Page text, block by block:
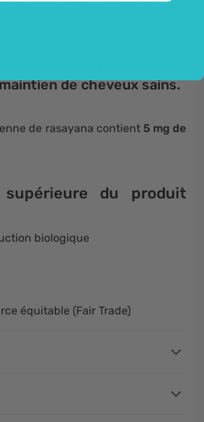
de cheveux sains.
de rasayana contient 5 mg de
du produit
biologique
équitable (Fair Trade)